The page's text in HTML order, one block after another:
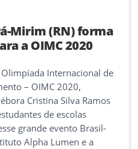
Mirim (RN) forma
a OIMC 2020
Internacional de
– OIMC 2020,
Cristina Silva Ramos
de escolas
grande evento Brasil-
Alpha Lumen e a